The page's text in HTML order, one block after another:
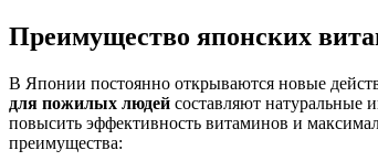
Преимущество японских
В Японии постоянно открываются новые
для пожилых людей составляют натуральные
повысить эффективность витаминов и
преимущества: